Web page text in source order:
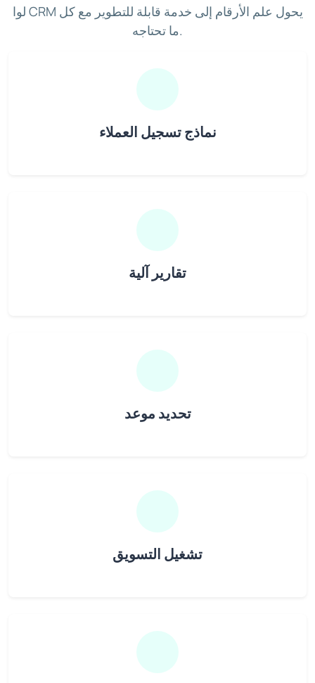
لوا CRM يحول علم الأرقام إلى خدمة قابلة للتطوير مع كل
ما تحتاجه.
نماذج تسجيل العملاء
تقارير آلية
تحديد موعد
تشغيل التسويق